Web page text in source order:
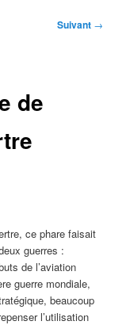
Suivant →
de
ce phare faisait
guerres :
de l’aviation
guerre mondiale,
beaucoup
l’utilisation